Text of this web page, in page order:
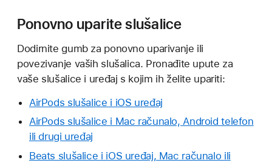
Ponovno uparite slušalice
Dodirnite gumb za ponovno uparivanje ili
povezivanje vaših slušalica. Pronađite upute za
vaše slušalice i uređaj s kojim ih želite upariti:
AirPods slušalice i iOS uređaj
AirPods slušalice i Mac računalo, Android telefon
ili drugi uređaj
Beats slušalice i iOS uređaj, Mac računalo ili